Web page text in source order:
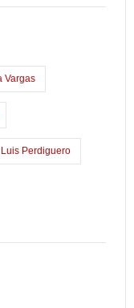
Vargas
Luis Perdiguero